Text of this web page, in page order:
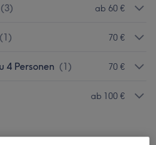
(3) ab 60 €
(1) 70 €
4 Personen (1) 70 €
ab 100 €